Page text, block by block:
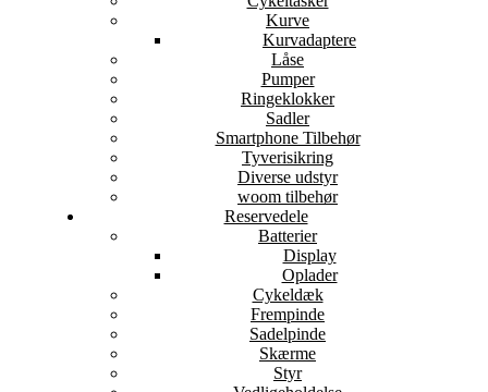
Kurve
Kurvadaptere
Låse
Pumper
Ringeklokker
Sadler
Smartphone Tilbehør
Tyverisikring
Diverse udstyr
woom tilbehør
Reservedele
Batterier
Display
Oplader
Cykeldæk
Frempinde
Sadelpinde
Skærme
Styr